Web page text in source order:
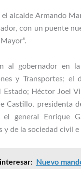
el alcalde Armando
con un puente
al gobernador en
y Transportes;
Estado; Héctor Joel
Castillo, presidenta
el general Enrique
y de la sociedad civil
Nuevo